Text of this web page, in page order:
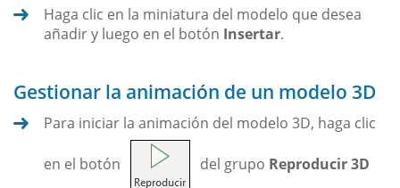
Haga clic en la miniatura del modelo que desea
añadir y luego en el botón Insertar.
Gestionar la animación de un modelo 3D
Para iniciar la animación del modelo 3D, haga clic
en el botón del grupo Reproducir 3D